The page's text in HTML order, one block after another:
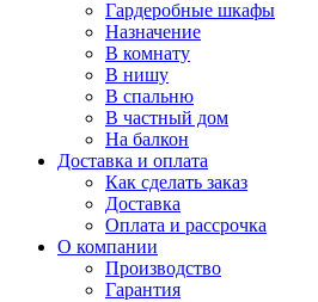
Гардеробные шкафы
Назначение
В комнату
В нишу
В спальню
В частный дом
На балкон
Доставка и оплата
Как сделать заказ
Доставка
Оплата и рассрочка
О компании
Производство
Гарантия